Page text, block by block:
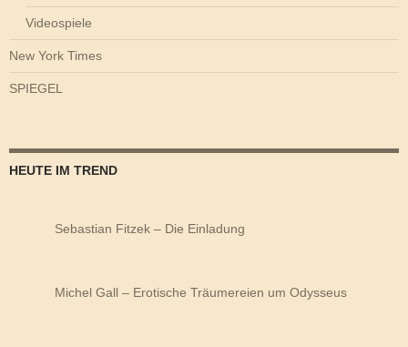
Videospiele
New York Times
SPIEGEL
HEUTE IM TREND
Sebastian Fitzek – Die Einladung
Michel Gall – Erotische Träumereien um Odysseus